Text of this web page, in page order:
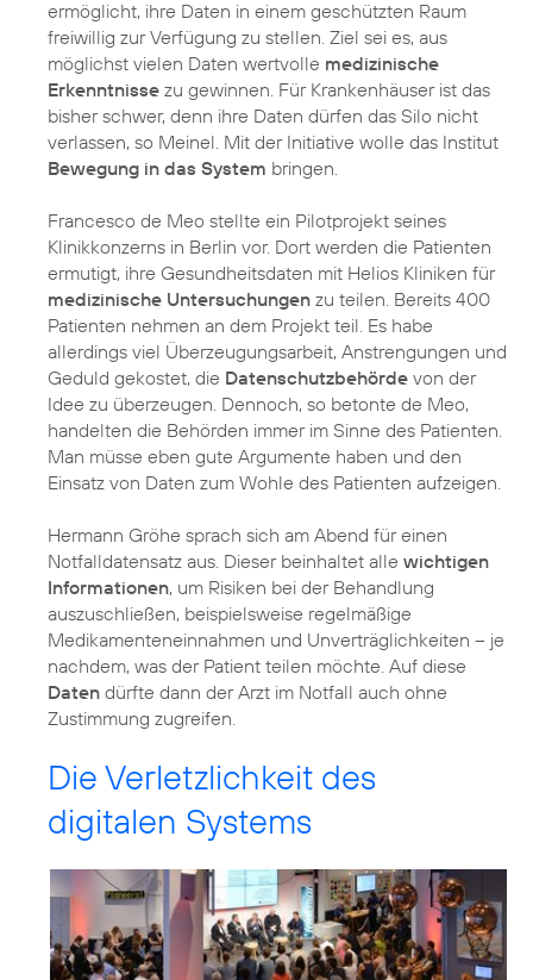
ermöglicht, ihre Daten in einem geschützten Raum
freiwillig zur Verfügung zu stellen. Ziel sei es, aus
möglichst vielen Daten wertvolle medizinische
Erkenntnisse zu gewinnen. Für Krankenhäuser ist das
bisher schwer, denn ihre Daten dürfen das Silo nicht
verlassen, so Meinel. Mit der Initiative wolle das Institut
Bewegung in das System bringen.
Francesco de Meo stellte ein Pilotprojekt seines
Klinikkonzerns in Berlin vor. Dort werden die Patienten
ermutigt, ihre Gesundheitsdaten mit Helios Kliniken für
medizinische Untersuchungen zu teilen. Bereits 400
Patienten nehmen an dem Projekt teil. Es habe
allerdings viel Überzeugungsarbeit, Anstrengungen und
Geduld gekostet, die Datenschutzbehörde von der
Idee zu überzeugen. Dennoch, so betonte de Meo,
handelten die Behörden immer im Sinne des Patienten.
Man müsse eben gute Argumente haben und den
Einsatz von Daten zum Wohle des Patienten aufzeigen.
Hermann Gröhe sprach sich am Abend für einen
Notfalldatensatz aus. Dieser beinhaltet alle wichtigen
Informationen, um Risiken bei der Behandlung
auszuschließen, beispielsweise regelmäßige
Medikamenteneinnahmen und Unverträglichkeiten – je
nachdem, was der Patient teilen möchte. Auf diese
Daten dürfte dann der Arzt im Notfall auch ohne
Zustimmung zugreifen.
Die Verletzlichkeit des
digitalen Systems